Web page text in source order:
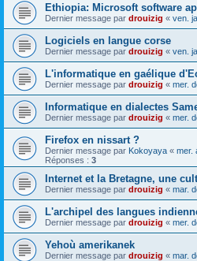
Ethiopia: Microsoft software
Dernier message par drouizig « ven.
Logiciels en langue corse
Dernier message par drouizig « ven.
L'informatique en gaélique
Dernier message par drouizig « mer.
Informatique en dialectes
Dernier message par drouizig « mer.
Firefox en nissart ?
Dernier message par Kokoyaya « mer.
Réponses : 3
Internet et la Bretagne, une
Dernier message par drouizig « mar.
L'archipel des langues
Dernier message par drouizig « mer.
Yehoù amerikanek
Dernier message par drouizig « mar.